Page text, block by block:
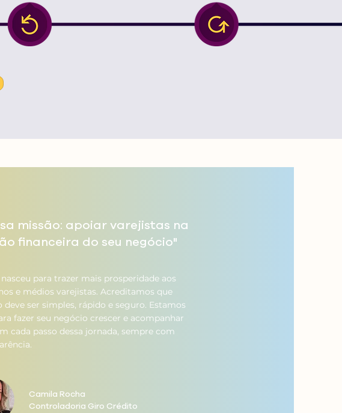
missão: apoiar varejistas na
financeira do seu negócio"
para trazer mais prosperidade aos
e médios varejistas. Acreditamos que
deve ser simples, rápido e seguro. Estamos
fazer seu negócio crescer e acompanhar
cada passo dessa jornada, sempre com
Camila Rocha
Controladoria Giro Crédito